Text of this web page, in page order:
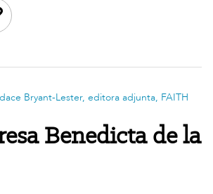
X
by email
page
the page address
Bryant-Lester, editora adjunta, FAITH
Benedicta de la